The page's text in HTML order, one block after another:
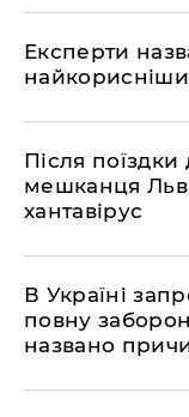
Експерти
Після поїздки
мешканця
хантавірус
В Україні
повну
названо